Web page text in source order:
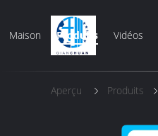
Maison Produits Vidéos
Aperçu Produits